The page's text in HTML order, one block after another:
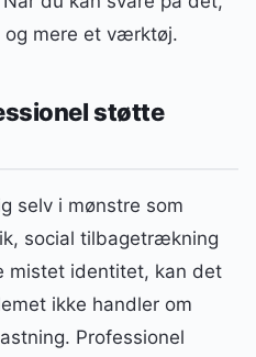
og mere et værktøj.
støtte
selv i mønstre som
social tilbagetrækning
mistet identitet, kan det
ikke handler om
Professionel